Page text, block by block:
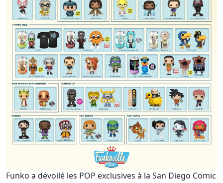
Funko a dévoilé les POP exclusives à la San Diego Comic